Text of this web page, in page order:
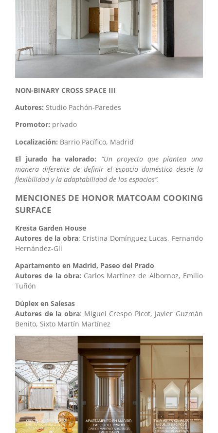
NON-BINARY CROSS SPACE III
Autores: Studio Pachón-Paredes
Promotor: privado
Localización: Barrio Pacífico, Madrid
El jurado ha valorado: “Un proyecto que plantea una
manera diferente de definir el espacio doméstico desde la
flexibilidad y la adaptabilidad de los espacios”.
MENCIONES DE HONOR MATCOAM COOKING
SURFACE
Kresta Garden House
Autores de la obra: Cristina Domínguez Lucas, Fernando
Hernández-Gil
Apartamento en Madrid, Paseo del Prado
Autores de la obra: Carlos Martínez de Albornoz, Emilio
Tuñón
Dúplex en Salesas
Autores de la obra: Miguel Crespo Picot, Javier Guzmán
Benito, Sixto Martín Martínez